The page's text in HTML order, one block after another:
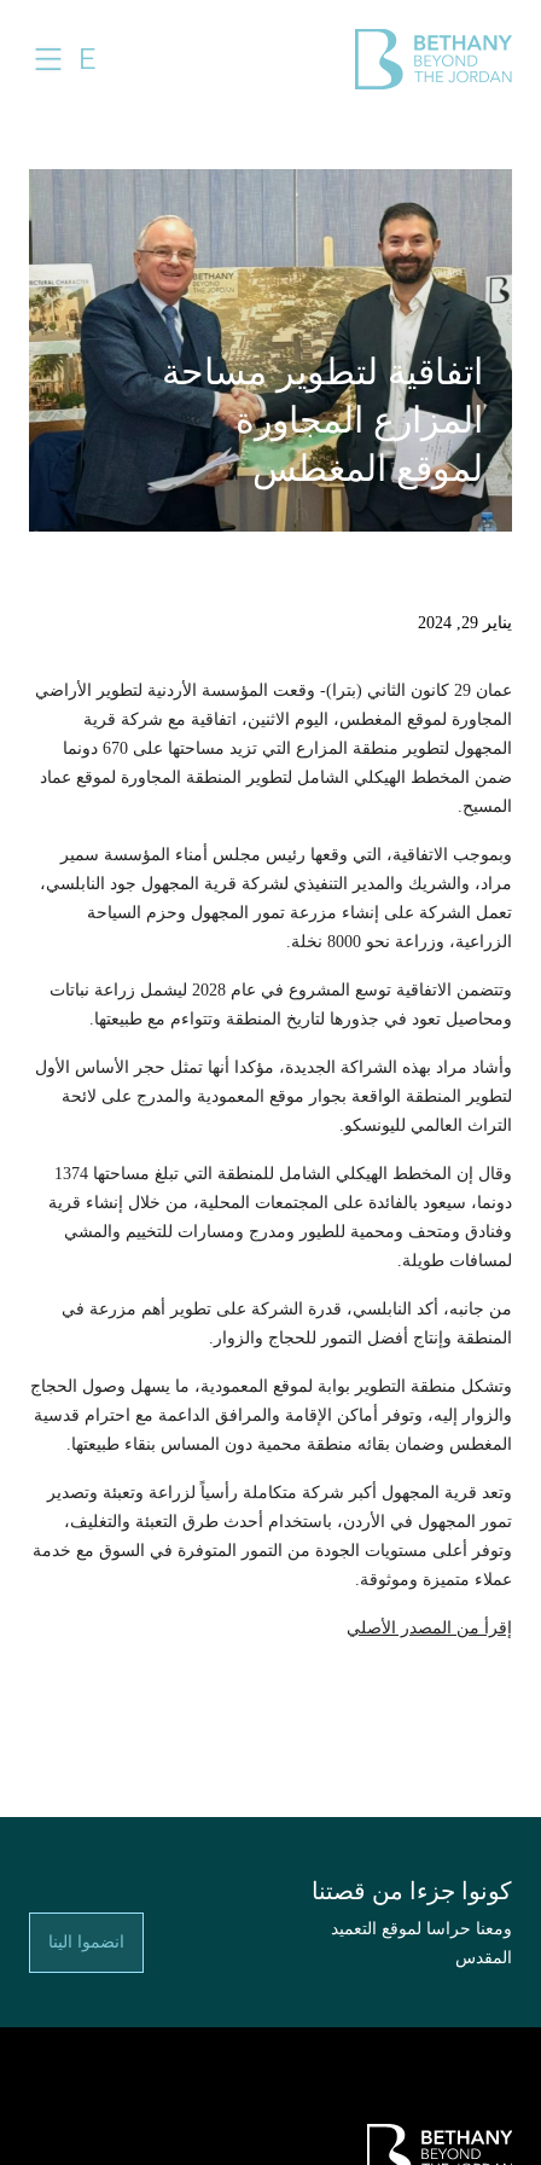
E
اتفاقية لتطوير مساحة
المزارع المجاورة
لموقع المغطس
يناير 29, 2024
عمان 29 كانون الثاني (بترا)- وقعت المؤسسة الأردنية لتطوير الأراضي
المجاورة لموقع المغطس، اليوم الاثنين، اتفاقية مع شركة قرية
المجهول لتطوير منطقة المزارع التي تزيد مساحتها على 670 دونما
ضمن المخطط الهيكلي الشامل لتطوير المنطقة المجاورة لموقع عماد
المسيح.
وبموجب الاتفاقية، التي وقعها رئيس مجلس أمناء المؤسسة سمير
مراد، والشريك والمدير التنفيذي لشركة قرية المجهول جود النابلسي،
تعمل الشركة على إنشاء مزرعة تمور المجهول وحزم السياحة
الزراعية، وزراعة نحو 8000 نخلة.
وتتضمن الاتفاقية توسع المشروع في عام 2028 ليشمل زراعة نباتات
ومحاصيل تعود في جذورها لتاريخ المنطقة وتتواءم مع طبيعتها.
وأشاد مراد بهذه الشراكة الجديدة، مؤكدا أنها تمثل حجر الأساس الأول
لتطوير المنطقة الواقعة بجوار موقع المعمودية والمدرج على لائحة
التراث العالمي لليونسكو.
وقال إن المخطط الهيكلي الشامل للمنطقة التي تبلغ مساحتها 1374
دونما، سيعود بالفائدة على المجتمعات المحلية، من خلال إنشاء قرية
وفنادق ومتحف ومحمية للطيور ومدرج ومسارات للتخييم والمشي
لمسافات طويلة.
من جانبه، أكد النابلسي، قدرة الشركة على تطوير أهم مزرعة في
المنطقة وإنتاج أفضل التمور للحجاج والزوار.
وتشكل منطقة التطوير بوابة لموقع المعمودية، ما يسهل وصول الحجاج
والزوار إليه، وتوفر أماكن الإقامة والمرافق الداعمة مع احترام قدسية
المغطس وضمان بقائه منطقة محمية دون المساس بنقاء طبيعتها.
وتعد قرية المجهول أكبر شركة متكاملة رأسياً لزراعة وتعبئة وتصدير
تمور المجهول في الأردن، باستخدام أحدث طرق التعبئة والتغليف،
وتوفر أعلى مستويات الجودة من التمور المتوفرة في السوق مع خدمة
عملاء متميزة وموثوقة.
إقرأ من المصدر الأصلي
كونوا جزءا من قصتنا
ومعنا حراسا لموقع التعميد
المقدس
انضموا الينا